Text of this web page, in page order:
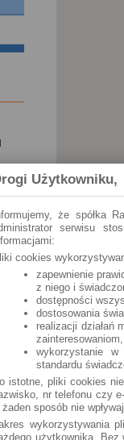
-
Długołęka
Użytkowniku,
że spółka
serwisu
cookies
zapewnienie
z niego i
dostępności
dostosowania
realizacji działań
zainteresowaniom,
wykorzystanie
standardu
istotne, pliki cookies
nr telefonu czy
żaden sposób nie
wykorzystywania
użytkownika. Bez